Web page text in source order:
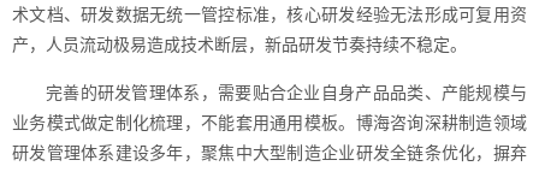
术文档、研发数据无统一管控标准，核心研发经验无法形成可复用资
产，人员流动极易造成技术断层，新品研发节奏持续不稳定。
完善的研发管理体系，需要贴合企业自身产品品类、产能规模与
业务模式做定制化梳理，不能套用通用模板。博海咨询深耕制造领域
研发管理体系建设多年，聚焦中大型制造企业研发全链条优化，摒弃